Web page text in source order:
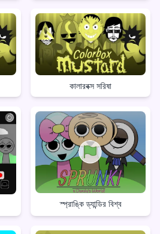
কালারবক্স সরিষা
স্প্রাঙ্কি ড্যান্ডির বিশ্ব